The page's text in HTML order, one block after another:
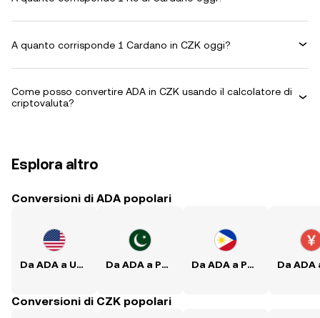
A quanto corrisponde 1 Cardano in CZK oggi?
Come posso convertire ADA in CZK usando il calcolatore di
criptovaluta?
Esplora altro
Conversioni di ADA popolari
Da ADA a USD Da ADA a PKR Da ADA a PHP
Conversioni di CZK popolari